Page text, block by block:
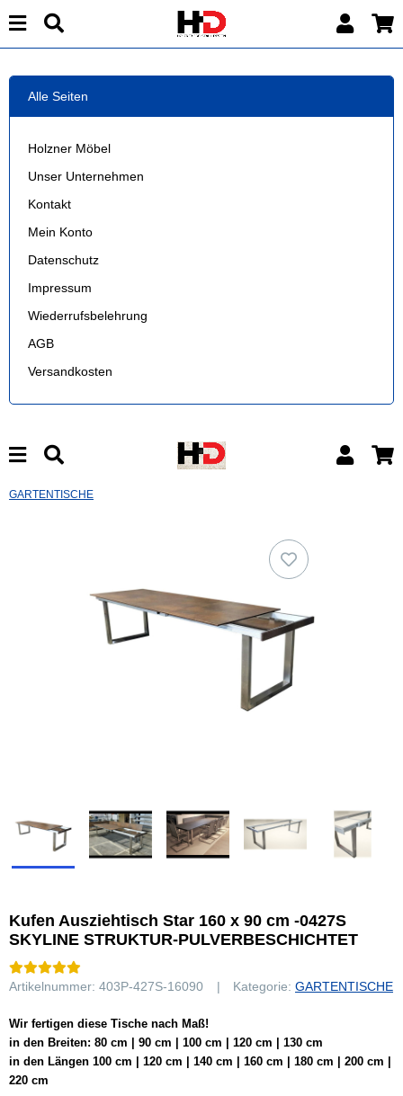
Alle Seiten
Holzner Möbel
Unser Unternehmen
Kontakt
Mein Konto
Datenschutz
Impressum
Wiederrufsbelehrung
AGB
Versandkosten
GARTENTISCHE
Kufen Ausziehtisch Star 160 x 90 cm -0427S
SKYLINE STRUKTUR-PULVERBESCHICHTET
Artikelnummer: 403P-427S-16090 Kategorie: GARTENTISCHE
Wir fertigen diese Tische nach Maß!
in den Breiten: 80 cm | 90 cm | 100 cm | 120 cm | 130 cm
in den Längen 100 cm | 120 cm | 140 cm | 160 cm | 180 cm | 200 cm |
220 cm